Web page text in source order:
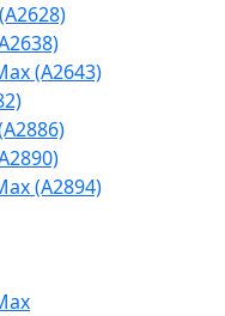
(A2643)
(A2894)